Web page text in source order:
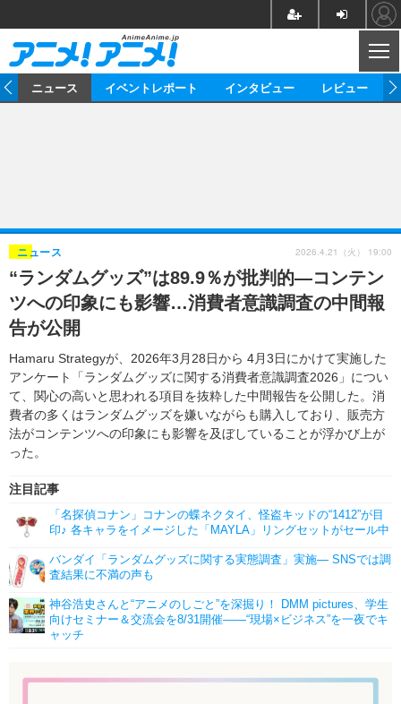
ゲーム グッズ
イベント 海外
海外イベント ビジネス
俳優・タレント アーティスト
ビジネス
アニメ 実写
書評 イベント
ゲーム 座談会
動画
アニメ！アニメ！TV ABEMA Cafe
連載・コラム
ニュース イベントレポート インタビュー レビュー
“ランダムグッズ”は89.9％が批判的―コンテン
ツへの印象にも影響…消費者意識調査の中間報
告が公開
Hamaru Strategyが、2026年3月28日から 4月3日にかけて実施した
アンケート「ランダムグッズに関する消費者意識調査2026」につい
て、関心の高いと思われる項目を抜粋した中間報告を公開した。消
費者の多くはランダムグッズを嫌いながらも購入しており、販売方
法がコンテンツへの印象にも影響を及ぼしていることが浮かび上が
った。
ニュース
注目記事
「名探偵コナン」コナンの蝶ネクタイ、怪盗キッドの“1412”が目
印♪ 各キャラをイメージした「MAYLA」リングセットがセール中
バンダイ「ランダムグッズに関する実態調査」実施― SNSでは調
査結果に不満の声も
神谷浩史さんと“アニメのしごと”を深掘り！ DMM pictures、学生
向けセミナー＆交流会を8/31開催――“現場×ビジネス”を一夜でキ
ャッチ
2026.4.21（火） 19:00